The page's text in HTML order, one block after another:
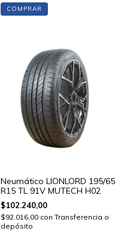
COMPRAR
Neumático LIONLORD 195/65
R15 TL 91V MUTECH H02
$102.240,00
$92.016,00 con Transferencia o
depósito